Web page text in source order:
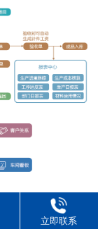
立即联系